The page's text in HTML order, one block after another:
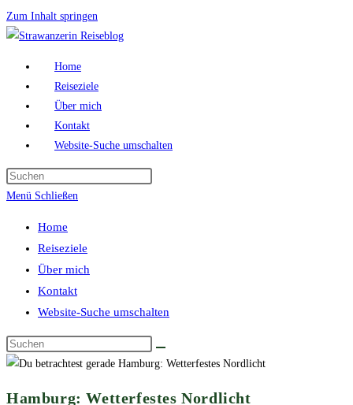
Zum Inhalt springen
Home
Reiseziele
Über mich
Kontakt
Website-Suche umschalten
Menü Schließen
Home
Reiseziele
Über mich
Kontakt
Website-Suche umschalten
Hamburg: Wetterfestes Nordlicht